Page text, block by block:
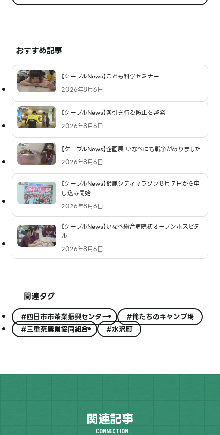
おすすめ記事
【ケーブルNews】こども科学セミナー
2026年8月6日
【ケーブルNews】客引き行為防止を啓発
2026年8月6日
【ケーブルNews】企画展 いなべにも戦争がありました
2026年8月6日
【ケーブルNews】鈴鹿シティマラソン８月７日から申
し込み開始
2026年8月6日
【ケーブルNews】いなべ総合病院初オープンホスピタ
ル
2026年8月6日
関連タグ
#四日市市茶業振興センター
#俺たちのキャンプ場
#三重茶農業協同組合
#水沢町
関連記事
CONNECTION